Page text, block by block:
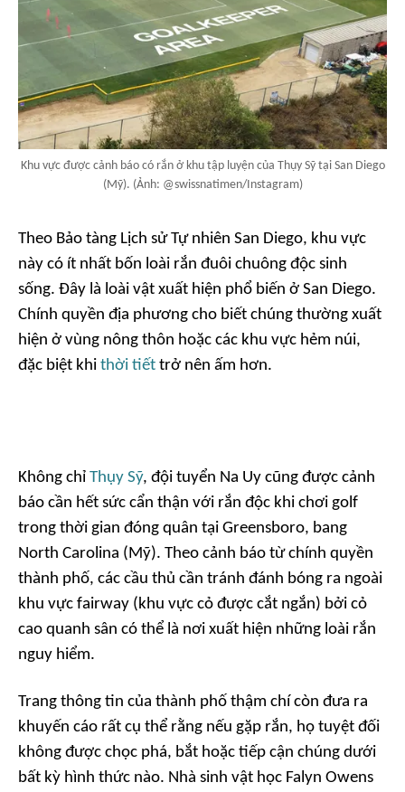
Khu vực được cảnh báo có rắn ở khu tập luyện của Thụy Sỹ tại San Diego
(Mỹ). (Ảnh: @swissnatimen/Instagram)
Theo Bảo tàng Lịch sử Tự nhiên San Diego, khu vực
này có ít nhất bốn loài rắn đuôi chuông độc sinh
sống. Đây là loài vật xuất hiện phổ biến ở San Diego.
Chính quyền địa phương cho biết chúng thường xuất
hiện ở vùng nông thôn hoặc các khu vực hẻm núi,
đặc biệt khi thời tiết trở nên ấm hơn.
Không chỉ Thụy Sỹ, đội tuyển Na Uy cũng được cảnh
báo cần hết sức cẩn thận với rắn độc khi chơi golf
trong thời gian đóng quân tại Greensboro, bang
North Carolina (Mỹ). Theo cảnh báo từ chính quyền
thành phố, các cầu thủ cần tránh đánh bóng ra ngoài
khu vực fairway (khu vực cỏ được cắt ngắn) bởi cỏ
cao quanh sân có thể là nơi xuất hiện những loài rắn
nguy hiểm.
Trang thông tin của thành phố thậm chí còn đưa ra
khuyến cáo rất cụ thể rằng nếu gặp rắn, họ tuyệt đối
không được chọc phá, bắt hoặc tiếp cận chúng dưới
bất kỳ hình thức nào. Nhà sinh vật học Falyn Owens